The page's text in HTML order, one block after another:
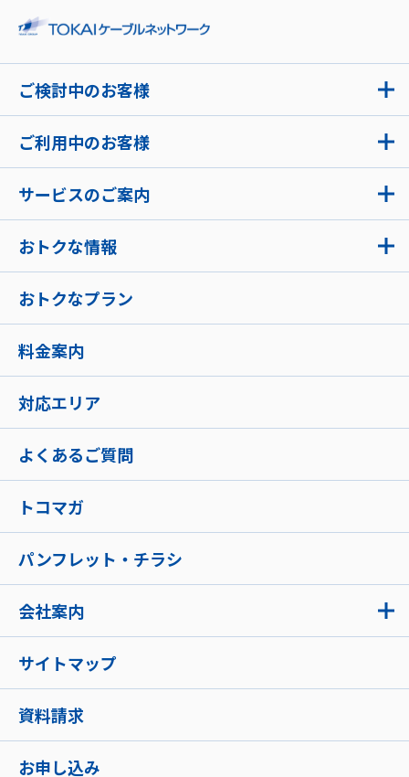
ご検討中のお客様
ご利用中のお客様
サービスのご案内
おトクな情報
おトクなプラン
料金案内
対応エリア
よくあるご質問
トコマガ
パンフレット・チラシ
会社案内
サイトマップ
資料請求
お申し込み